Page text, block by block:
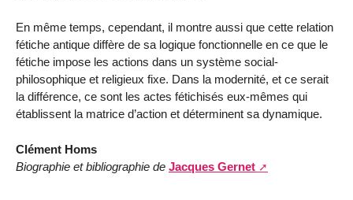
En même temps, cependant, il montre aussi que cette relation
fétiche antique diffère de sa logique fonctionnelle en ce que le
fétiche impose les actions dans un système social-
philosophique et religieux fixe. Dans la modernité, et ce serait
la différence, ce sont les actes fétichisés eux-mêmes qui
établissent la matrice d’action et déterminent sa dynamique.
Clément Homs
Biographie et bibliographie de Jacques Gernet